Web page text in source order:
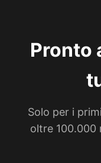
Pronto
Solo per i
oltre 100.000